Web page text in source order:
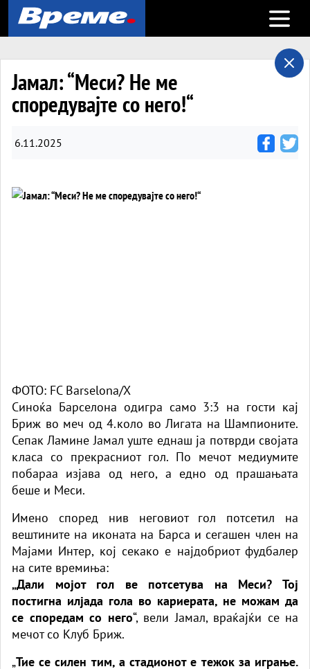
Open
Јамал: “Меси? Не ме
споредувајте со него!“
6.11.2025
ФОТО: FC Barselona/X
Синоќа Барселона одигра само 3:3 на гости кај
Бриж во меч од 4.коло во Лигата на Шампионите.
Сепак Ламине Јамал уште еднаш ја потврди својата
класа со прекрасниот гол. По мечот медиумите
побараа изјава од него, а едно од прашањата
беше и Меси.
Имено според нив неговиот гол потсетил на
вештините на иконата на Барса и сегашен член на
Мајами Интер, кој секако е најдобриот фудбалер
на сите времиња:
„Дали мојот гол ве потсетува на Меси? Тој
постигна илјада гола во кариерата, не можам да
се споредам со него“, вели Јамал, враќајќи се на
мечот со Клуб Бриж.
„Тие се силен тим, а стадионот е тежок за играње.